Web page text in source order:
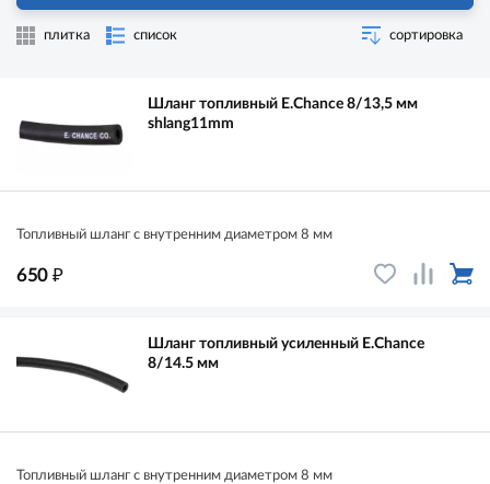
плитка список сортировка
Шланг топливный E.Chance 8/13,5 мм
shlang11mm
Топливный шланг с внутренним диаметром 8 мм
650 ₽
Шланг топливный усиленный E.Chance
8/14.5 мм
Топливный шланг с внутренним диаметром 8 мм